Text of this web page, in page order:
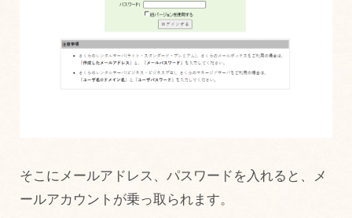
そこにメールアドレス、パスワードを入れると、メ
ールアカウントが乗っ取られます。